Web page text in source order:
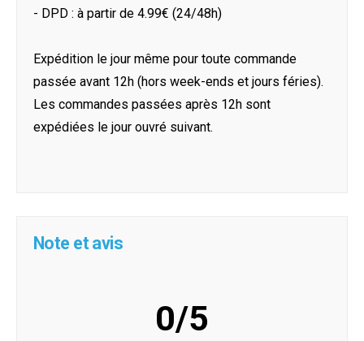
- DPD : à partir de 4.99€ (24/48h)
Expédition le jour même pour toute commande
passée avant 12h (hors week-ends et jours féries).
Les commandes passées après 12h sont
expédiées le jour ouvré suivant.
Note et avis
0/5